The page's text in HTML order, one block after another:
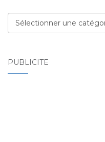
Destinations
PUBLICITÉ